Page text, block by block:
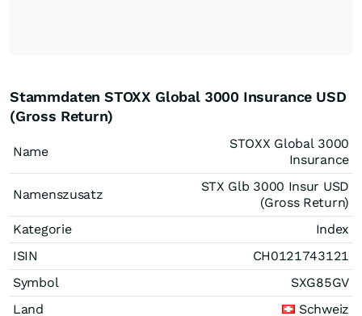
Stammdaten STOXX Global 3000 Insurance USD
(Gross Return)
Name
STOXX Global 3000
Insurance
Namenszusatz
STX Glb 3000 Insur USD
(Gross Return)
Kategorie
Index
ISIN
CH0121743121
Symbol
SXG85GV
Land
Schweiz